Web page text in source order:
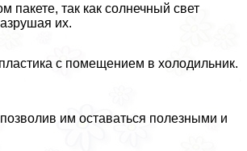
пакете, так как солнечный свет
их.
с помещением в холодильник.
им оставаться полезными и